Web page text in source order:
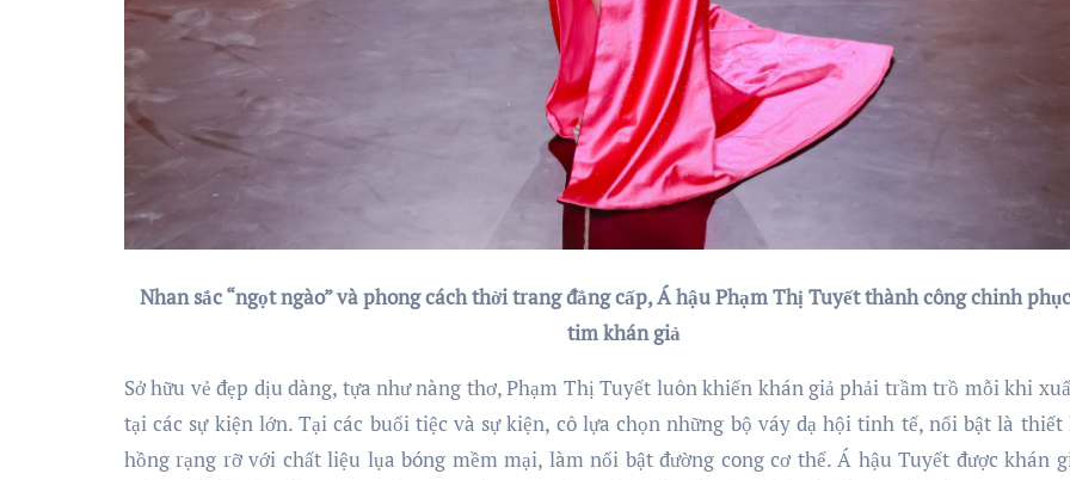
Nhan sắc “ngọt ngào” và phong cách thời trang đẳng cấp, Á hậu Phạm Thị Tuyết thành công chinh
tim khán giả
Sở hữu vẻ đẹp dịu dàng, tựa như nàng thơ, Phạm Thị Tuyết luôn khiến khán giả phải trầm trồ mỗi khi
tại các sự kiện lớn. Tại các buổi tiệc và sự kiện, cô lựa chọn những bộ váy dạ hội tinh tế, nổi bật là thiết
hồng rạng rỡ với chất liệu lụa bóng mềm mại, làm nổi bật đường cong cơ thể. Á hậu Tuyết được khán